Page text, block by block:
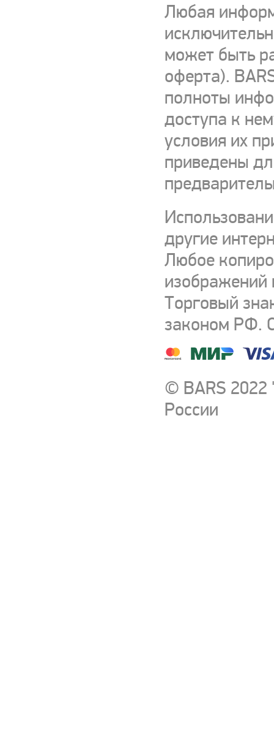
Любая
может быть
оферта).
полноты
доступа к
условия их
приведены
другие
Любое
изображений
Торговый
законом РФ.
© BARS
России